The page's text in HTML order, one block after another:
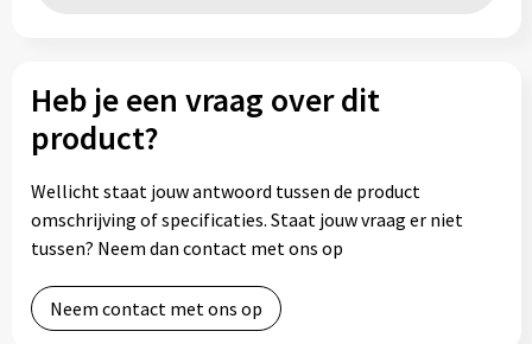
Heb je een vraag over dit
product?
Wellicht staat jouw antwoord tussen de product
omschrijving of specificaties. Staat jouw vraag er niet
tussen? Neem dan contact met ons op
Neem contact met ons op